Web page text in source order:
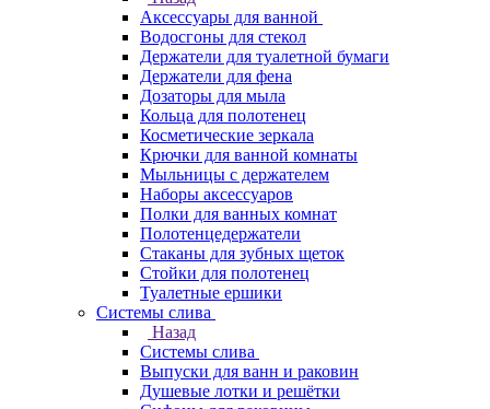
Аксессуары для ванной
Водосгоны для стекол
Держатели для туалетной бумаги
Держатели для фена
Дозаторы для мыла
Кольца для полотенец
Косметические зеркала
Крючки для ванной комнаты
Мыльницы с держателем
Наборы аксессуаров
Полки для ванных комнат
Полотенцедержатели
Стаканы для зубных щеток
Стойки для полотенец
Туалетные ершики
Системы слива
Назад
Системы слива
Выпуски для ванн и раковин
Душевые лотки и решётки